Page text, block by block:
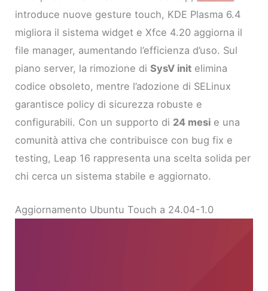
introduce nuove gesture touch, KDE Plasma 6.4
migliora il sistema widget e Xfce 4.20 aggiorna il
file manager, aumentando l’efficienza d’uso. Sul
piano server, la rimozione diSysV init elimina
codice obsoleto, mentre l’adozione di SELinux
garantisce policy di sicurezza robuste e
configurabili. Con un supporto di 24 mesi e una
comunità attiva che contribuisce con bug fix e
testing, Leap 16 rappresenta una scelta solida per
chi cerca un sistema stabile e aggiornato.
Aggiornamento Ubuntu Touch a 24.04-1.0